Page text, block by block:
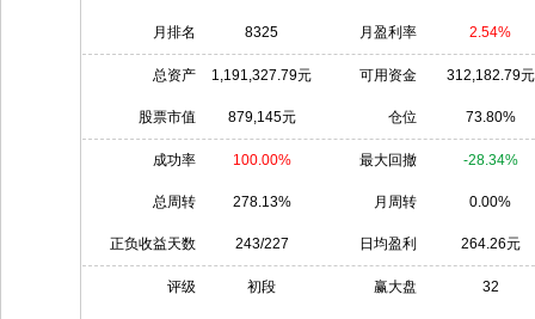
月排名 8325 月盈利率 2.54%
总资产 1,191,327.79元 可用资金 312,182.79元
股票市值 879,145元 仓位 73.80%
成功率 100.00% 最大回撤 -28.34%
总周转 278.13% 月周转 0.00%
正负收益天数 243/227 日均盈利 264.26元
评级 初段 赢大盘 32